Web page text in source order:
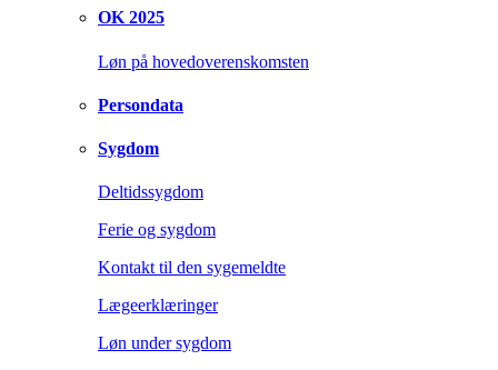
OK 2025
Løn på hovedoverenskomsten
Persondata
Sygdom
Deltidssygdom
Ferie og sygdom
Kontakt til den sygemeldte
Lægeerklæringer
Løn under sygdom